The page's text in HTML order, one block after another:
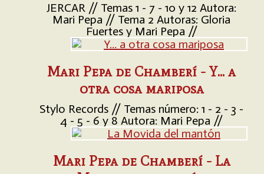
JERCAR // Temas 1 - 7 - 10 y 12 Autora:
Mari Pepa // Tema 2 Autoras: Gloria
Fuertes y Mari Pepa //
Mari Pepa de Chamberí - Y... a
otra cosa mariposa
Stylo Records // Temas número: 1 - 2 - 3 -
4 - 5 - 6 y 8 Autora: Mari Pepa //
Mari Pepa de Chamberí - La